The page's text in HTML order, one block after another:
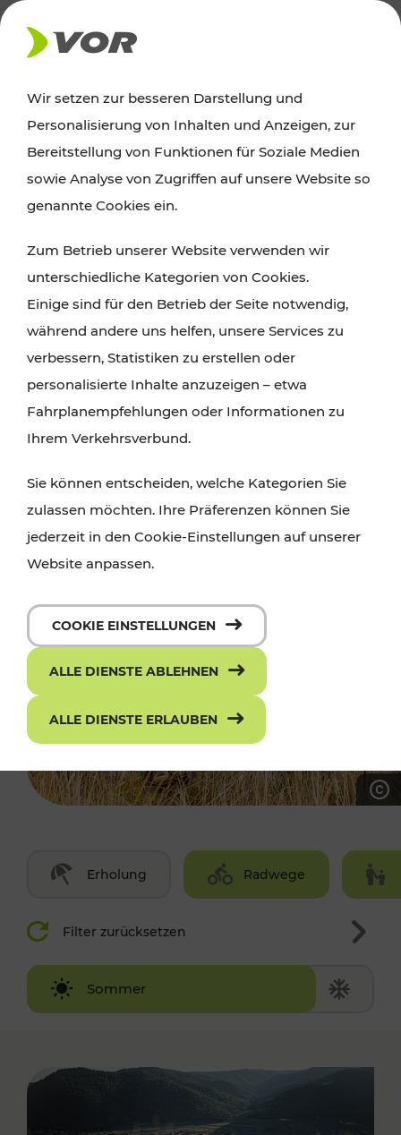
AKTUELLES
Ausflugstipps
Wien, Niederösterreich und das Burgenland
Wanderungen, Kultur und Gastronomie,
Radtouren oder purer Naturgenuss – viele
Attraktionen sind mit den Ticket- und Fahrplan-
Angeboten des VOR gut und schnell erreichbar.
Erholung Radwege
Filter zurücksetzen
Sommer
Winter
Wir setzen zur besseren Darstellung und
Personalisierung von Inhalten und Anzeigen, zur
Bereitstellung von Funktionen für Soziale Medien
sowie Analyse von Zugriffen auf unsere Website so
genannte Cookies ein.
Zum Betrieb unserer Website verwenden wir
unterschiedliche Kategorien von Cookies.
Einige sind für den Betrieb der Seite notwendig,
während andere uns helfen, unsere Services zu
verbessern, Statistiken zu erstellen oder
personalisierte Inhalte anzuzeigen – etwa
Fahrplanempfehlungen oder Informationen zu
Ihrem Verkehrsverbund.
Sie können entscheiden, welche Kategorien Sie
zulassen möchten. Ihre Präferenzen können Sie
jederzeit in den Cookie-Einstellungen auf unserer
Website anpassen.
COOKIE EINSTELLUNGEN
ALLE DIENSTE ABLEHNEN
ALLE DIENSTE ERLAUBEN